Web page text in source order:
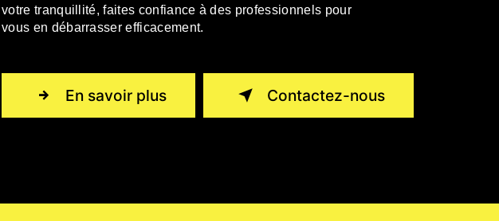
votre tranquillité, faites confiance à des professionnels pour
vous en débarrasser efficacement.
En savoir plus Contactez-nous